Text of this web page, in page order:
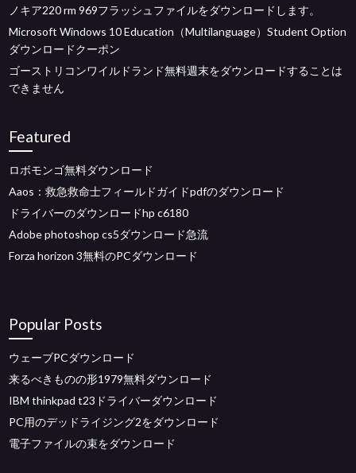
ノキア220 rm 969フラッシュファイルをダウンロードします。
Microsoft Windows 10 Education（Multilanguage）Student Option
ダウンロードクーポン
ゴーストリコンワイルドランド無料週末をダウンロードすることは
できません
Featured
ロボモンゴ無料ダウンロード
Aaos：救急救命士フィールドガイドpdfのダウンロード
ドライバーのダウンロードhp c6180
Adobe photoshop cs5ダウンロード急流
Forza horizo​​n 3無料のPCダウンロード
Popular Posts
ウェーブPCダウンロード
来るべきものの形1979無料ダウンロード
IBM thinkpad t23ドライバーダウンロード
PC用のデッドライジング2をダウンロード
電子ファイルの束をダウンロード